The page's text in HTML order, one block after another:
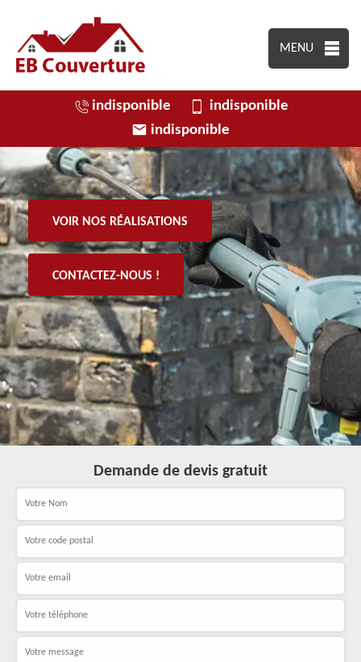
MENU
indisponible
indisponible
indisponible
VOIR NOS RÉALISATIONS
CONTACTEZ-NOUS !
Demande de devis gratuit